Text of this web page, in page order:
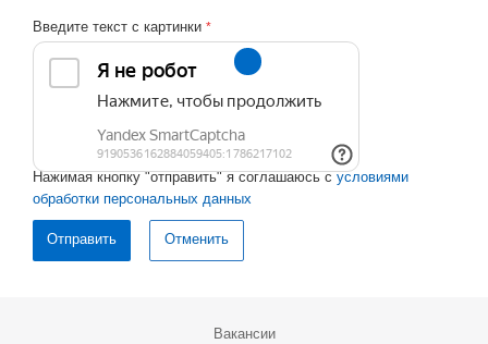
Введите текст с картинки *
Нажимая кнопку "отправить" я соглашаюсь с условиями
обработки персональных данных
Отменить
Вакансии